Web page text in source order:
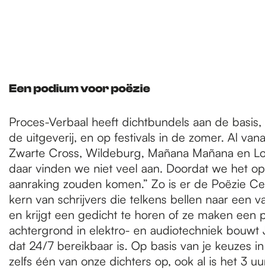
Een podium voor poëzie
Proces-Verbaal heeft dichtbundels aan de
de uitgeverij, en op festivals in de zomer. Al
Zwarte Cross, Wildeburg, Mañana Mañana en
daar vinden we niet veel aan. Doordat we het
aanraking zouden komen.” Zo is er de Poëzie
kern van schrijvers die telkens bellen naar een
en krijgt een gedicht te horen of ze maken een
achtergrond in elektro- en audiotechniek
dat 24/7 bereikbaar is. Op basis van je keuzes
zelfs één van onze dichters op, ook al is het 3